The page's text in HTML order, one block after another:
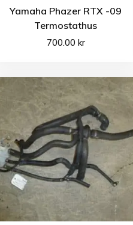
Yamaha Phazer RTX -09
Termostathus
700.00 kr